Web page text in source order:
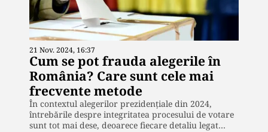
21 Nov. 2024, 16:37
Cum se pot frauda alegerile în
România? Care sunt cele mai
frecvente metode
În contextul alegerilor prezidențiale din 2024,
întrebările despre integritatea procesului de votare
sunt tot mai dese, deoarece fiecare detaliu legat…